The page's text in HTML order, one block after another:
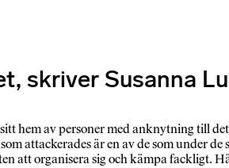
skriver Susanna
hem av personer med anknytning till
är en av de som under de
att organisera sig och kämpa fackligt.